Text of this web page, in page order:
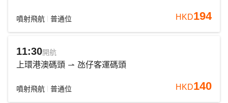
噴射飛航 普通位 HKD194
11:30開航
上環港澳碼頭 氹仔客運碼頭
噴射飛航 普通位 HKD140